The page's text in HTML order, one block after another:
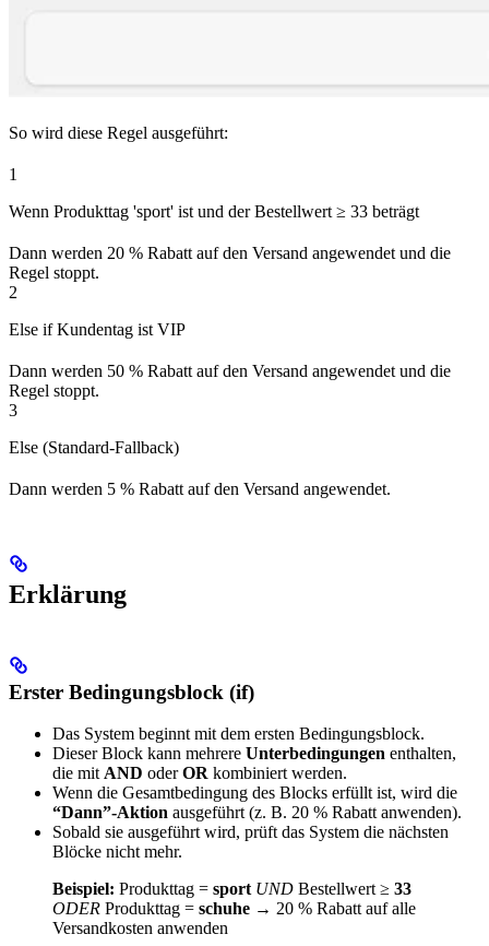
So wird diese Regel ausgeführt:
1
Wenn Produkttag 'sport' ist und der Bestellwert ≥ 33 beträgt
Dann werden 20 % Rabatt auf den Versand angewendet und die
Regel stoppt.
2
Else if Kundentag ist VIP
Dann werden 50 % Rabatt auf den Versand angewendet und die
Regel stoppt.
3
Else (Standard-Fallback)
Dann werden 5 % Rabatt auf den Versand angewendet.
Erklärung
Erster Bedingungsblock (if)
Das System beginnt mit dem ersten Bedingungsblock.
Dieser Block kann mehrere Unterbedingungen enthalten,
die mitAND oderOR kombiniert werden.
Wenn die Gesamtbedingung des Blocks erfüllt ist, wird die
“Dann”-Aktion ausgeführt (z. B. 20 % Rabatt anwenden).
Sobald sie ausgeführt wird, prüft das System die nächsten
Blöcke nicht mehr.
Beispiel: Produkttag = sport UND Bestellwert ≥ 33
ODER Produkttag = schuhe → 20 % Rabatt auf alle
Versandkosten anwenden